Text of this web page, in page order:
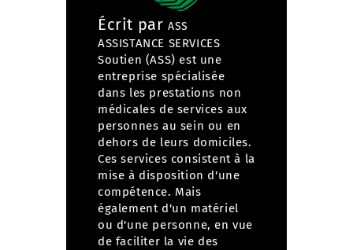
Écrit par ASS
ASSISTANCE SERVICES
Soutien (ASS) est une
entreprise spécialisée
dans les prestations non
médicales de services aux
personnes au sein ou en
dehors de leurs domiciles.
Ces services consistent à la
mise à disposition d'une
compétence. Mais
également d'un matériel
ou d'une personne, en vue
de faciliter la vie des